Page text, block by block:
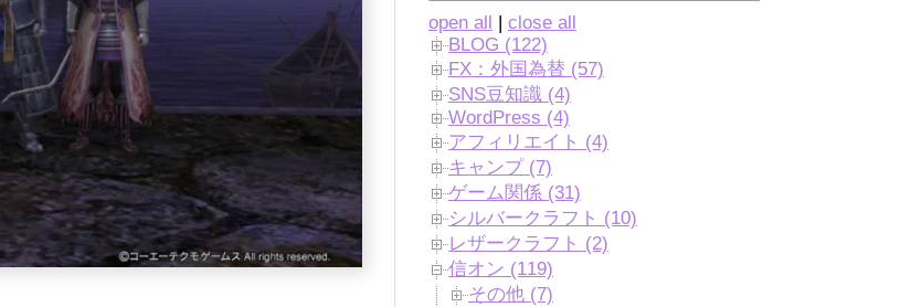
open all | close all
BLOG (122)
FX：外国為替 (57)
SNS豆知識 (4)
WordPress (4)
アフィリエイト (4)
キャンプ (7)
ゲーム関係 (31)
シルバークラフト (10)
レザークラフト (2)
信オン (119)
その他 (7)